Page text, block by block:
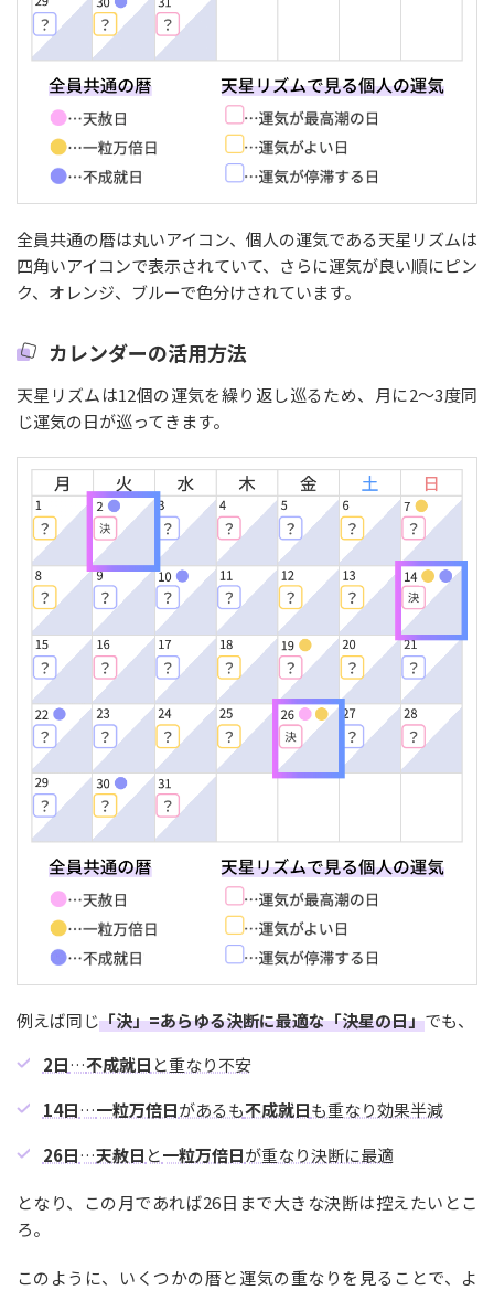
全員共通の暦は丸いアイコン、個人の運気である天星リズムは
四角いアイコンで表示されていて、さらに運気が良い順にピン
ク、オレンジ、ブルーで色分けされています。
カレンダーの活用方法
天星リズムは12個の運気を繰り返し巡るため、月に2〜3度同
じ運気の日が巡ってきます。
例えば同じ「決」=あらゆる決断に最適な「決星の日」でも、
2日…不成就日 と重なり不安
14日…一粒万倍日があるも不成就日も重なり効果半減
26日…天赦日 と一粒万倍日が重なり決断に最適
となり、この月であれば26日まで大きな決断は控えたいとこ
ろ。
このように、いくつかの暦と運気の重なりを見ることで、よ